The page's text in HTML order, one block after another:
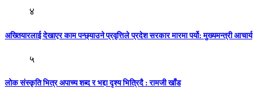
४
अख्तियारलाई देखाएर काम पन्छ्याउने प्रवृत्तिले प्रदेश सरकार मारमा पर्यो: मुख्यमन्त्री आचार्य
५
लोक संस्कृति भित्र अपाच्य शब्द र भद्दा दृश्य भित्रिदै : रामजी खाँड